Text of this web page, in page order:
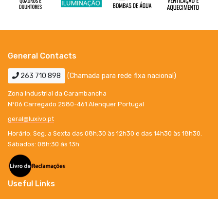
General Contacts
263 710 898 (Chamada para rede fixa nacional)
Zona Industrial da Carambancha
Nº06 Carregado 2580-461 Alenquer Portugal
geral@luxivo.pt
Horário: Seg. a Sexta das 08h:30 às 12h30 e das 14h30 às 18h30.
Sábados: 08h:30 ás 13h
Useful Links